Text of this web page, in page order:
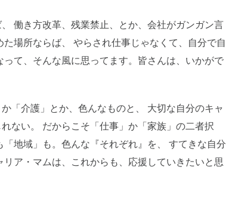
働き方改革、残業禁止、とか、会社がガンガン言
場所ならば、 やらされ仕事じゃなくて、自分で自
て、そんな風に思ってます。皆さんは、いかがで
「介護」とか、色んなものと、 大切な自分のキャ
ない。 だからこそ「仕事」か「家族」の二者択
地域」も。色んな『それぞれ』を、 すてきな自分
ア・マムは、これからも、応援していきたいと思